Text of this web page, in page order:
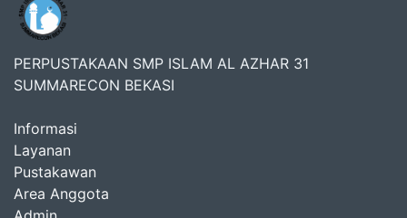
PERPUSTAKAAN SMP ISLAM AL AZHAR 31
SUMMARECON BEKASI
Informasi
Layanan
Pustakawan
Area Anggota